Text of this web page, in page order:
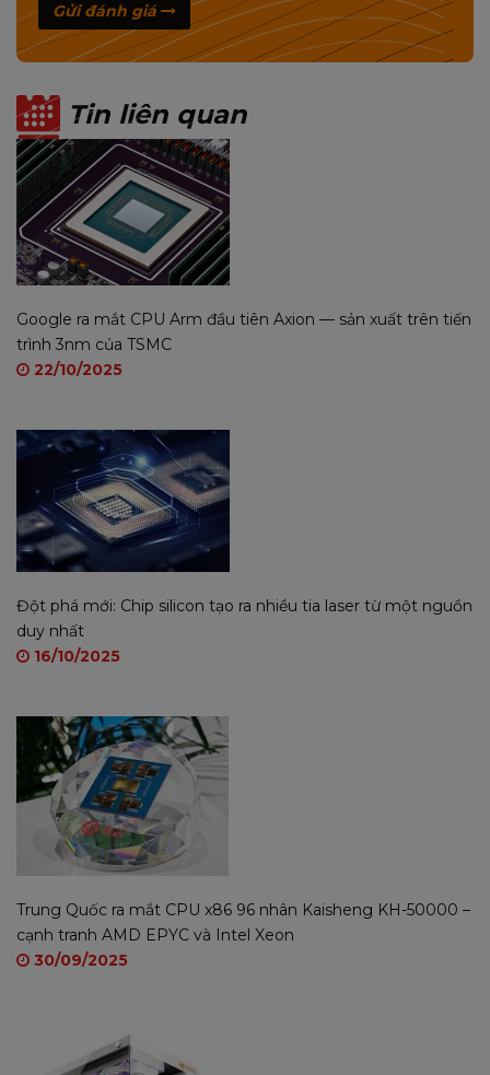
Gửi đánh giá
Tin liên quan
Google ra mắt CPU Arm đầu tiên Axion — sản xuất trên tiến
trình 3nm của TSMC
22/10/2025
Đột phá mới: Chip silicon tạo ra nhiều tia laser từ một nguồn
duy nhất
16/10/2025
Trung Quốc ra mắt CPU x86 96 nhân Kaisheng KH-50000 –
cạnh tranh AMD EPYC và Intel Xeon
30/09/2025